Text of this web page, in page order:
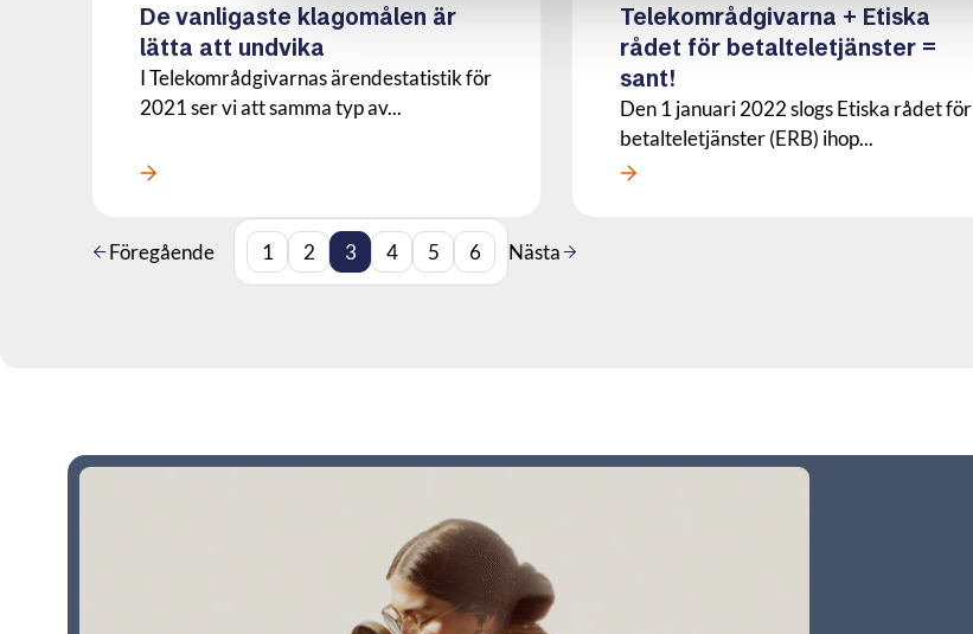
De vanligaste klagomålen är
lätta att undvika
I Telekområdgivarnas ärendestatistik för
2021 ser vi att samma typ av...
Läs mer om denna Press
Telekområdgivarna + Etiska
rådet för betalteletjänster =
sant!
Den 1 januari 2022 slogs Etiska rådet för
betalteletjänster (ERB) ihop...
Läs mer om denna Press
Föregående 1 2 3 4 5 6 Nästa